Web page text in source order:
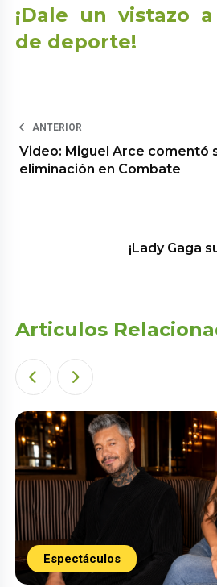
¡Dale un vistazo
de deporte!
ANTERIOR
Video: Miguel Arce comentó
eliminación en Combate
¡Lady Gaga
Articulos
Espectáculos